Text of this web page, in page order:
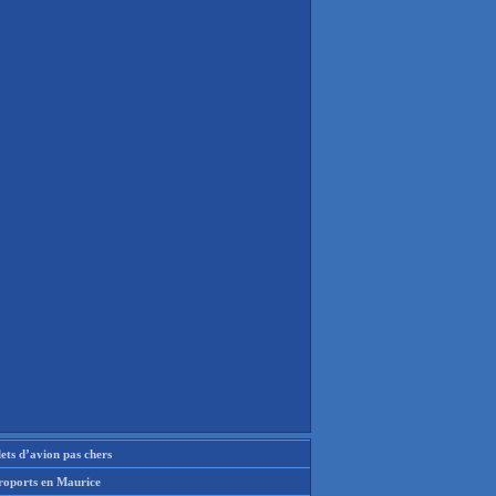
d’avion pas chers
en Maurice